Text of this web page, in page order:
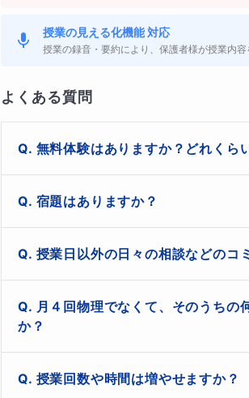
・目標までの計画をしっかり立てて授業
以上の2点です。
「行きたい大学があるが、何から頑張っ
にかく
授業の見える化機能 対応
授業の録音・要約により、保護者様が授業内容
よくある質問
無料体験はありますか？どれくら
はい、ございます。無料体験は、{前半30
宿題はありますか？
はい、ございます。
基本的には授業の復習範囲を宿題とする
くこともございます。希望がある場合は
授業日以外の日々の相談などのコ
チャットは24時間受け付けております。
ます。
また、生徒さんとのチャットのコミュニ
プランの加入をご検討ください。
月４回物理でなくて、そのうちの
か？
はい、可能です。
基本的には好きな回数をお選びいただけ
授業回数や時間は増やせますか？